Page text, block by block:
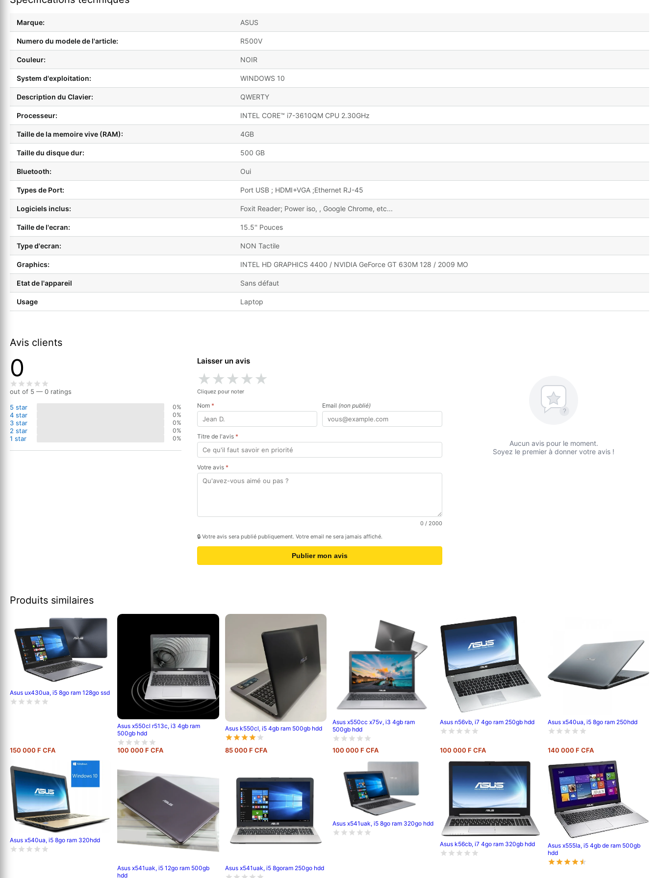
Marque: ASUS
Numero du modele de l'article: R500V
Couleur: NOIR
System d'exploitation: WINDOWS 10
Description du Clavier: QWERTY
Processeur: INTEL CORE™ i7-3610QM CPU 2.30GHz
Taille de la memoire vive (RAM): 4GB
Taille du disque dur: 500 GB
Bluetooth: Oui
Types de Port: Port USB ; HDMI+VGA ;Ethernet RJ-45
Logiciels inclus: Foxit Reader; Power iso, , Google Chrome, etc...
Taille de l'ecran: 15.5'' Pouces
Type d'ecran: NON Tactile
Graphics: INTEL HD GRAPHICS 4400 / NVIDIA GeForce GT 630M 128 / 2009 MO
Etat de l'appareil Sans défaut
Usage Laptop
Avis clients
0
out of 5 — 0 ratings
5 star
0%
4 star 0%
3 star 0%
2 star 0%
1 star 0%
Laisser un avis
★★★★★
Cliquez pour noter
Nom * Email (non publié)
Titre de l'avis *
Votre avis *
0 / 2000
🔒 Votre avis sera publié publiquement. Votre email ne sera jamais affiché.
Publier mon avis
?
Aucun avis pour le moment.
Soyez le premier à donner votre avis !
Produits similaires
Asus ux430ua, i5 8go ram 128go ssd
150 000 F CFA
Asus x550cl r513c, i3 4gb ram
500gb hdd
100 000 F CFA
Asus k550cl, i5 4gb ram 500gb hdd
85 000 F CFA
Asus x550cc x75v, i3 4gb ram
500gb hdd
100 000 F CFA
Asus n56vb, i7 4go ram 250gb hdd
100 000 F CFA
Asus x540ua, i5 8go ram 250hdd
140 000 F CFA
Asus x540ua, i5 8go ram 320hdd
Asus x541uak, i5 12go ram 500gb
hdd
Asus x541uak, i5 8goram 250go hdd
Asus x541uak, i5 8go ram 320go hdd
Asus k56cb, i7 4go ram 320gb hdd
Asus x555la, i5 4gb de ram 500gb
hdd